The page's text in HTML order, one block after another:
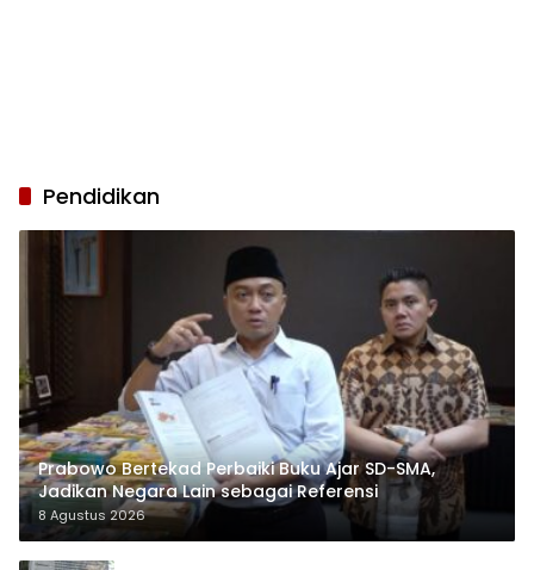
Pendidikan
Prabowo Bertekad Perbaiki Buku Ajar SD-SMA,
Jadikan Negara Lain sebagai Referensi
8 Agustus 2026